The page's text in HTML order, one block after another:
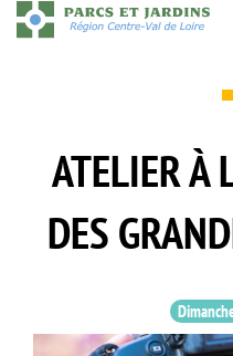
Aller
au
ATELIER À
DES